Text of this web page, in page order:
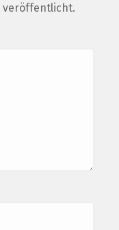
veröffentlicht.